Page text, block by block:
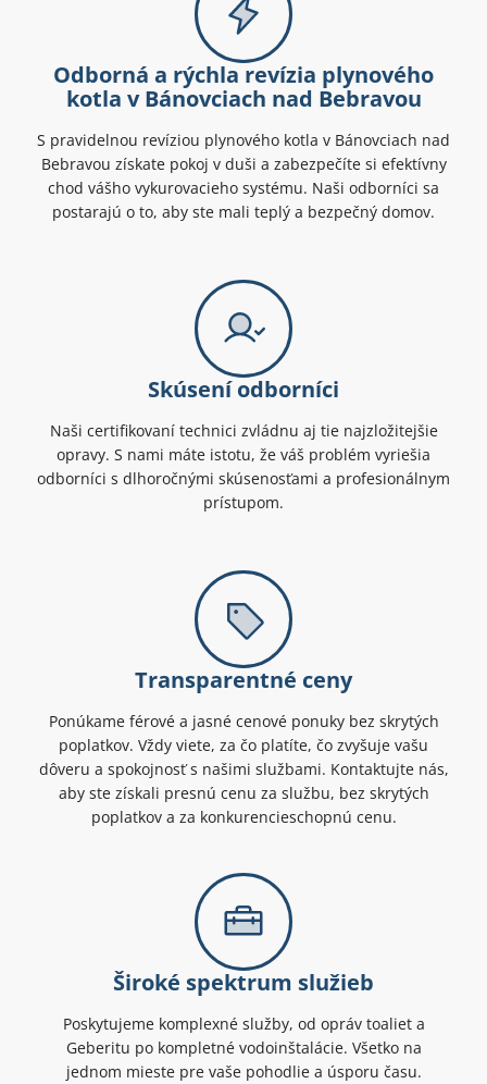
Odborná a rýchla revízia plynového
kotla v Bánovciach nad Bebravou
S pravidelnou revíziou plynového kotla v Bánovciach nad
Bebravou získate pokoj v duši a zabezpečíte si efektívny
chod vášho vykurovacieho systému. Naši odborníci sa
postarajú o to, aby ste mali teplý a bezpečný domov.
Skúsení odborníci
Naši certifikovaní technici zvládnu aj tie najzložitejšie
opravy. S nami máte istotu, že váš problém vyriešia
odborníci s dlhoročnými skúsenosťami a profesionálnym
prístupom.
Transparentné ceny
Ponúkame férové a jasné cenové ponuky bez skrytých
poplatkov. Vždy viete, za čo platíte, čo zvyšuje vašu
dôveru a spokojnosť s našimi službami. Kontaktujte nás,
aby ste získali presnú cenu za službu, bez skrytých
poplatkov a za konkurencieschopnú cenu.
Široké spektrum služieb
Poskytujeme komplexné služby, od opráv toaliet a
Geberitu po kompletné vodoinštalácie. Všetko na
jednom mieste pre vaše pohodlie a úsporu času.